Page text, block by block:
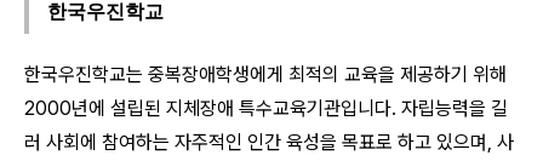
한국우진학교
한국우진학교는 중복장애학생에게 최적의 교육을 제공하기 위해
2000년에 설립된 지체장애 특수교육기관입니다. 자립능력을 길
러 사회에 참여하는 자주적인 인간 육성을 목표로 하고 있으며, 사